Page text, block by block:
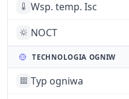
Wsp. temp. Isc
NOCT
TECHNOLOGIA OGNIW
Typ ogniwa